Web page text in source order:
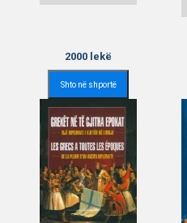
2000 lekë
Shto në shportë